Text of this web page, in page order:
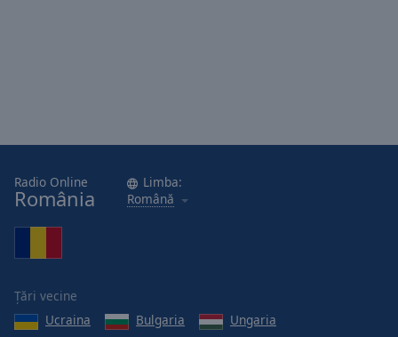
Radio Online
România
Limba:
Română
Țări vecine
Ucraina
Bulgaria
Ungaria